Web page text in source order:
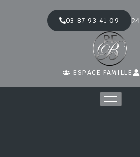
03 87 93 41 09
ESPACE FAMILLE